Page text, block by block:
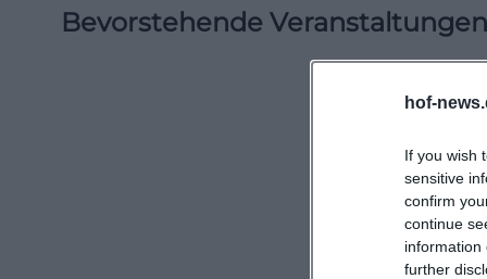
hof-
If you wish
sensitive
confirm
continue
information
further
Bevorstehende Veranstaltungen